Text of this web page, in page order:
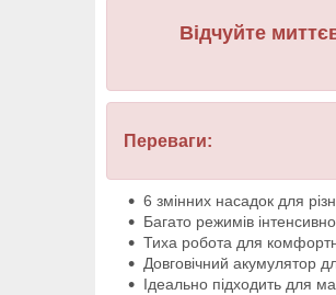
Відчуйте
Переваги:
6 змінних насадок для
Багато режимів
Тиха робота для
Довговічний акумулятор
Ідеально підходить для